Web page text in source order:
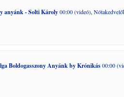
anyánk - Solti Károly00:00 (videó),
Boldogasszony Anyánk by Krónikás00:00